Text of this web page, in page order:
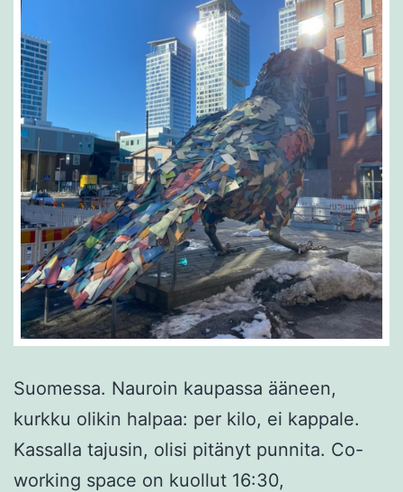
Suomessa. Nauroin kaupassa ääneen,
kurkku olikin halpaa: per kilo, ei kappale.
Kassalla tajusin, olisi pitänyt punnita. Co-
working space on kuollut 16:30,